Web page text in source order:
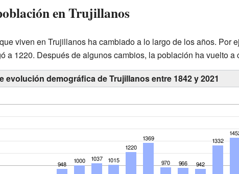
en Trujillanos
viven en Trujillanos ha cambiado a lo largo de los años. Por
a 1220. Después de algunos cambios, la población ha vuelto a
evolución demográfica de Trujillanos entre 1842 y 2021